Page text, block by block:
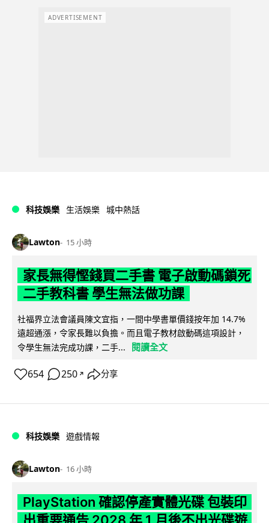
ADVERTISEMENT
科技娛樂 生活娛樂 城中熱話
Lawton 15 小時
家長無得慳錢買二手書 電子啟動碼鎖死
二手教科書 學生無法做功課
社福界立法會議員陳文宜指，一間中學書單價錢按年加 14.7%
遠超通漲，令家長難以負擔。而且電子教材啟動碼這項設計，
令學生無法完成功課，二手...
閱讀全文
654 250 ↗ 分享
科技娛樂 遊戲情報
Lawton 16 小時
PlayStation 確認停產實體光碟 包裝印